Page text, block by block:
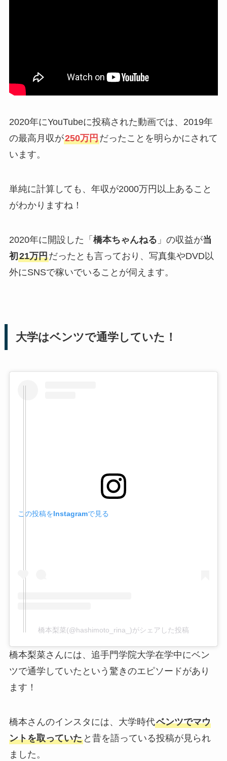
2020年にYouTubeに投稿された動画では、2019年
の最高月収が250万円だったことを明らかにされて
います。
単純に計算しても、年収が2000万円以上あること
がわかりますね！
2020年に開設した「 橋本ちゃんねる 」の収益が当
初21万円だったとも言っており、写真集やDVD以
外にSNSで稼いでいることが伺えます。
大学はベンツで通学していた！
この投稿をInstagramで見る
橋本梨菜(@hashimoto_rina_)がシェアした投稿
橋本梨菜さんには、追手門学院大学在学中にベン
ツで通学していたという驚きのエピソードがあり
ます！
橋本さんのインスタには、大学時代ベンツでマウ
ントを取っていたと昔を語っている投稿が見られ
ました。